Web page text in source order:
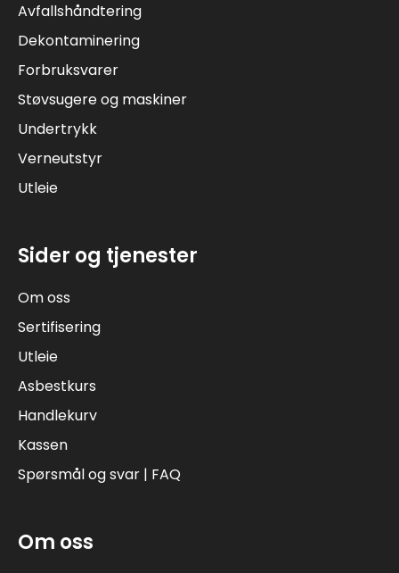
Avfallshåndtering
Dekontaminering
Forbruksvarer
Støvsugere og maskiner
Undertrykk
Verneutstyr
Utleie
Sider og tjenester
Om oss
Sertifisering
Utleie
Asbestkurs
Handlekurv
Kassen
Spørsmål og svar | FAQ
Om oss